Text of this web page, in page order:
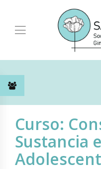
Curso:
Sustancia